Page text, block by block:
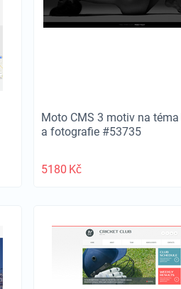
Moto CMS 3 motiv na
a fotografie #53735
5180 Kč